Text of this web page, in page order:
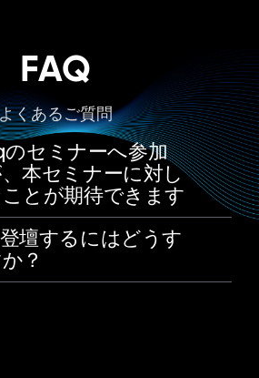
FAQ
くあるご質問
セミナーへ参加
本セミナーに対し
とが期待できます
壇するにはどうす
？